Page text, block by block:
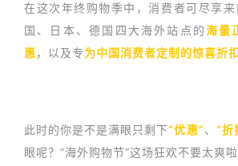
在这次年终购物季中，消费者可尽享
国、日本、德国四大海外站点的海量
惠，以及专为中国消费者定制的惊喜折扣
此时的你是不是满眼只剩下“优惠”、 “折
眼呢？“海外购物节”这场狂欢不要太爽啦